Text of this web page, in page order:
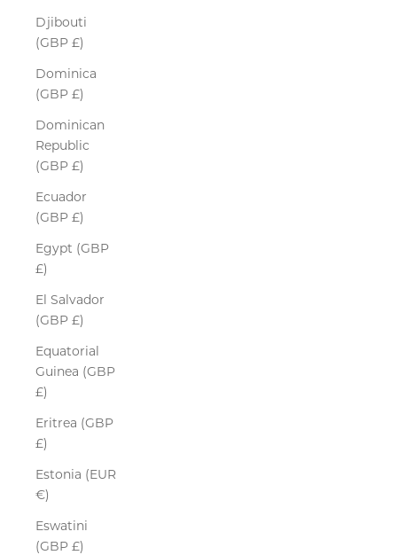
Djibouti
(GBP £)
Dominica
(GBP £)
Dominican
Republic
(GBP £)
Ecuador
(GBP £)
Egypt (GBP
£)
El Salvador
(GBP £)
Equatorial
Guinea (GBP
£)
Eritrea (GBP
£)
Estonia (EUR
€)
Eswatini
(GBP £)